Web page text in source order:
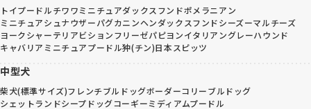
トイプードルチワワミニチュアダックスフンドポメラニアン
ミニチュアシュナウザーパグカニンヘンダックスフンドシーズーマルチーズ
ヨークシャーテリアビションフリーゼパピヨンイタリアングレーハウンド
キャバリア ミニチュアプードル狆(チン)日本スピッツ
中型犬
柴犬(標準サイズ)フレンチブルドッグボーダーコリーブルドッグ
シェットランドシープドッグコーギーミディアムプードル